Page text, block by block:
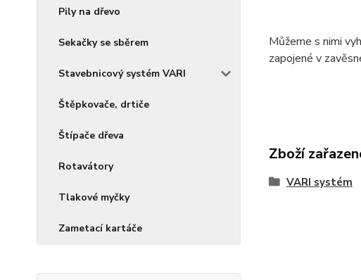
Pily na dřevo
Sekačky se sběrem
Stavebnicový systém VARI
Štěpkovače, drtiče
Štípače dřeva
Rotavátory
Tlakové myčky
Zametací kartáče
Můžeme s nimi
zapojené v
Zboží
VARI systém